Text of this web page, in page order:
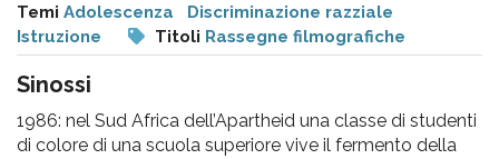
e
analisi
Temi Adolescenza
Discriminazione razziale
Istruzione
Titoli Rassegne filmografiche
Sinossi
1986: nel Sud Africa dell’Apartheid una classe di studenti
di colore di una scuola superiore vive il fermento della